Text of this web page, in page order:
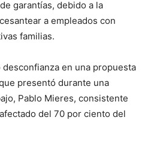
garantías, debido a la
a empleados con
familias.
en una propuesta
presentó durante una
Pablo Mieres, consistente
del 70 por ciento del